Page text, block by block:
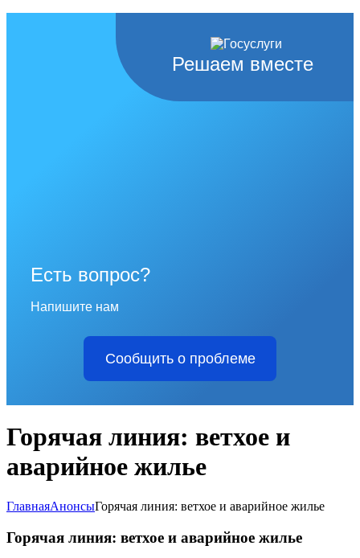
Решаем вместе
Есть вопрос?
Напишите нам
Сообщить о проблеме
Горячая линия: ветхое и
аварийное жилье
ГлавнаяАнонсыГорячая линия: ветхое и аварийное жилье
Горячая линия: ветхое и аварийное жилье